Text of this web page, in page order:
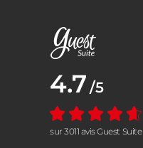
Note moyenne :
4.7 /5
sur 3011 avis Guest Suite